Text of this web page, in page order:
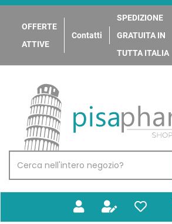
Passa
contenuto
principale
OFFERTE
ATTIVE
Contatti
SPEDIZIONE
GRATUITA IN
TUTTA ITALIA
PisaPharma
Prodotto